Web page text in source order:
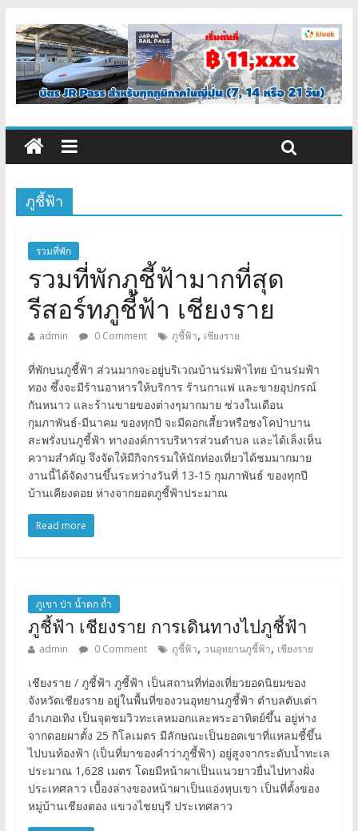
ภูชี้ฟ้า
รวมที่พัก
รวมที่พักภูชี้ฟ้ามากที่สุด
รีสอร์ทภูชี้ฟ้า เชียงราย
admin 0 Comment ภูชี้ฟ้า, เชียงราย
ที่พักบนภูชี้ฟ้า ส่วนมากจะอยู่บริเวณบ้านร่มฟ้าไทย บ้านร่มฟ้า
ทอง ซึ้งจะมีร้านอาหารให้บริการ ร้านกาแฟ และขายอุปกรณ์
กันหนาว และร้านขายของต่างๆมากมาย ช่วงในเดือน
กุมภาพันธ์-มีนาคม ของทุกปี จะมีดอกเสี้ยวหรือชงโคป่าบาน
สะพรั่งบนภูชี้ฟ้า ทางองค์การบริหารส่วนตำบล และได้เล็งเห็น
ความสำคัญ จึงจัดให้มีกิจกรรมให้นักท่องเที่ยวได้ชมมากมาย
งานนี้ได้จัดงานขึ้นระหว่างวันที่ 13-15 กุมภาพันธ์ ของทุกปี
บ้านเคียงดอย ห่างจากยอดภูชี้ฟ้าประมาณ
Read more
ภูเขา ป่า น้ำตก ถ้ำ
ภูชี้ฟ้า เชียงราย การเดินทางไปภูชี้ฟ้า
admin 0 Comment ภูชี้ฟ้า, วนอุทยานภูชี้ฟ้า, เชียงราย
เชียงราย / ภูชี้ฟ้า ภูชี้ฟ้า เป็นสถานที่ท่องเที่ยวยอดนิยมของ
จังหวัดเชียงราย อยู่ในพื้นที่ของวนอุทยานภูชี้ฟ้า ตำบลตับเต่า
อำเภอเทิง เป็นจุดชมวิวทะเลหมอกและพระอาทิตย์ขึ้น อยู่ห่าง
จากดอยผาตั้ง 25 กิโลเมตร มีลักษณะเป็นยอดเขาที่แหลมชี้ขึ้น
ไปบนท้องฟ้า (เป็นที่มาของคำว่าภูชี้ฟ้า) อยู่สูงจากระดับน้ำทะเล
ประมาณ 1,628 เมตร โดยมีหน้าผาเป็นแนวยาวยื่นไปทางฝั่ง
ประเทศลาว เบื้องล่างของหน้าผาเป็นแอ่งหุบเขา เป็นที่ตั้งของ
หมู่บ้านเชียงตอง แขวงไชยบุรี ประเทศลาว